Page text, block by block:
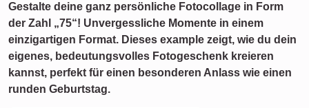
Gestalte deine ganz persönliche Fotocollage in Form
der Zahl „75“! Unvergessliche Momente in einem
einzigartigen Format. Dieses example zeigt, wie du dein
eigenes, bedeutungsvolles Fotogeschenk kreieren
kannst, perfekt für einen besonderen Anlass wie einen
runden Geburtstag.